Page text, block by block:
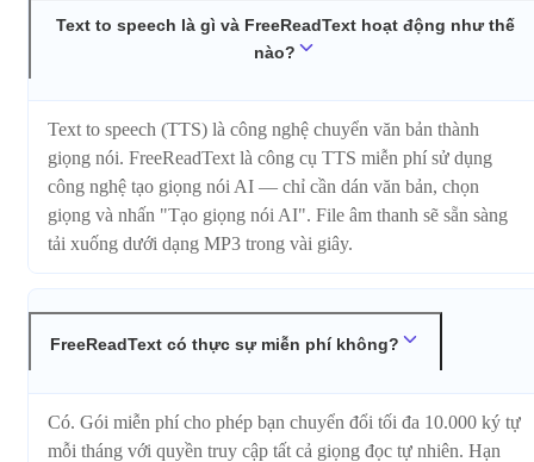
Text to speech là gì và FreeReadText hoạt động như thế
nào?
Text to speech (TTS) là công nghệ chuyển văn bản thành
giọng nói. FreeReadText là công cụ TTS miễn phí sử dụng
công nghệ tạo giọng nói AI — chỉ cần dán văn bản, chọn
giọng và nhấn "Tạo giọng nói AI". File âm thanh sẽ sẵn sàng
tải xuống dưới dạng MP3 trong vài giây.
FreeReadText có thực sự miễn phí không?
Có. Gói miễn phí cho phép bạn chuyển đổi tối đa 10.000 ký tự
mỗi tháng với quyền truy cập tất cả giọng đọc tự nhiên. Hạn